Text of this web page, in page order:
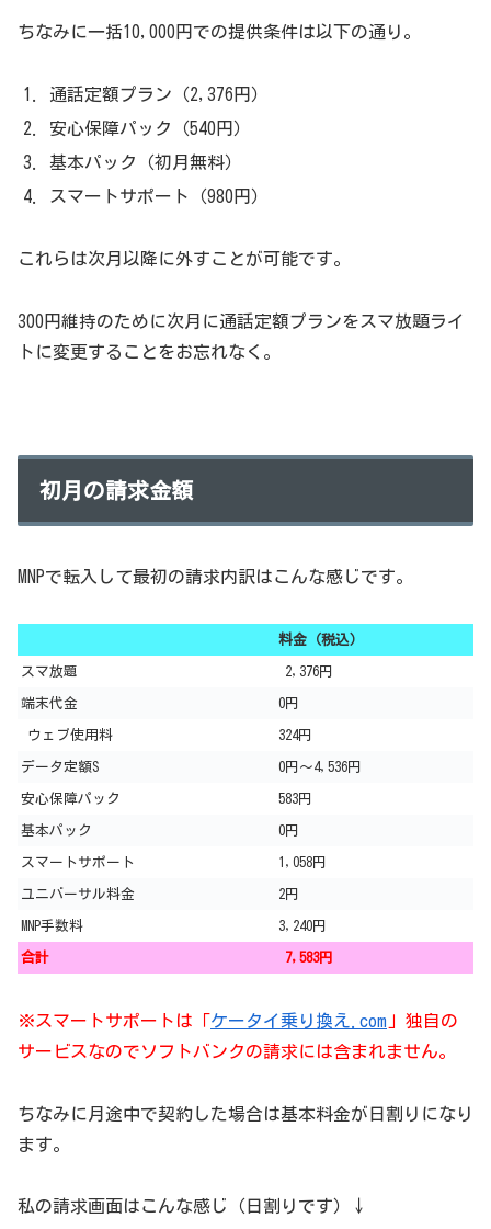
ちなみに一括10,000円での提供条件は以下の通り。
通話定額プラン（2,376円）
安心保障パック（540円）
基本パック（初月無料）
スマートサポート（980円）
これらは次月以降に外すことが可能です。
300円維持のために次月に通話定額プランをスマ放題ライ
トに変更することをお忘れなく。
初月の請求金額
MNPで転入して最初の請求内訳はこんな感じです。
料金（税込）
スマ放題 2,376円
端末代金 0円
ウェブ使用料 324円
データ定額S 0円～4,536円
安心保障パック 583円
基本パック 0円
スマートサポート 1,058円
ユニバーサル料金 2円
MNP手数料 3,240円
合計 7,583円
※スマートサポートは「ケータイ乗り換え.com 」独自の
サービスなのでソフトバンクの請求には含まれません。
ちなみに月途中で契約した場合は基本料金が日割りになり
ます。
私の請求画面はこんな感じ（日割りです）↓